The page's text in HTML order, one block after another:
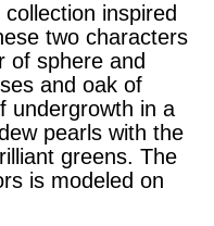
inspired
two characters
of sphere and
and oak of
undergrowth in a
pearls with the
greens. The
is modeled on